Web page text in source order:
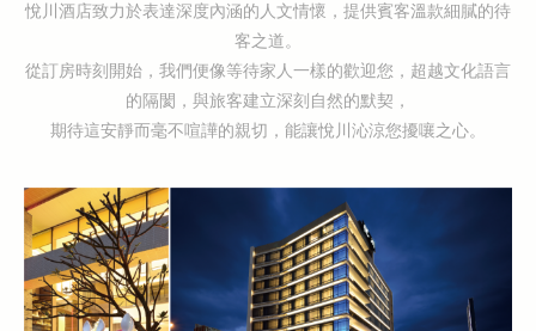
悅川酒店致力於表達深度內涵的人文情懷，提供賓客溫款細膩的待
客之道。
從訂房時刻開始，我們便像等待家人一樣的歡迎您，超越文化語言
的隔閡，與旅客建立深刻自然的默契，
期待這安靜而毫不喧譁的親切，能讓悅川沁涼您擾嚷之心。